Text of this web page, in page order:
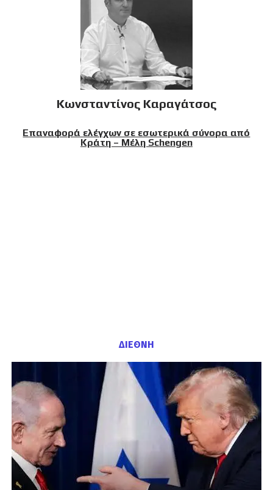
Κωνσταντίνος Καραγάτσος
Επαναφορά ελέγχων σε εσωτερικά σύνορα από
Κράτη – Μέλη Schengen
ΔΙΕΘΝΗ